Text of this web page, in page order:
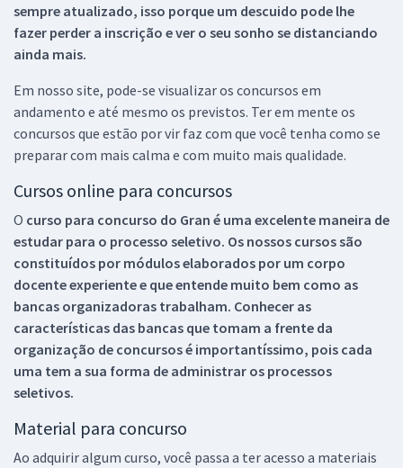
sempre atualizado, isso porque um descuido pode lhe
fazer perder a inscrição e ver o seu sonho se distanciando
ainda mais.
Em nosso site, pode-se visualizar os concursos em
andamento e até mesmo os previstos. Ter em mente os
concursos que estão por vir faz com que você tenha como se
preparar com mais calma e com muito mais qualidade.
Cursos online para concursos
O curso para concurso do Gran é uma excelente maneira de
estudar para o processo seletivo. Os nossos cursos são
constituídos por módulos elaborados por um corpo
docente experiente e que entende muito bem como as
bancas organizadoras trabalham. Conhecer as
características das bancas que tomam a frente da
organização de concursos é importantíssimo, pois cada
uma tem a sua forma de administrar os processos
seletivos.
Material para concurso
Ao adquirir algum curso, você passa a ter acesso a materiais